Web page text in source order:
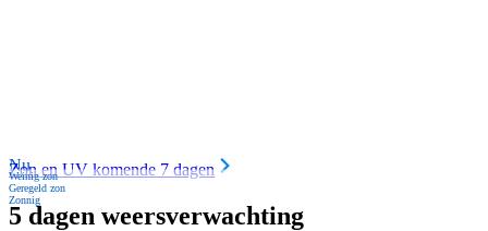
Nu
Weinig zon
Geregeld zon
Zonnig
Zon en UV komende 7 dagen
5 dagen weersverwachting